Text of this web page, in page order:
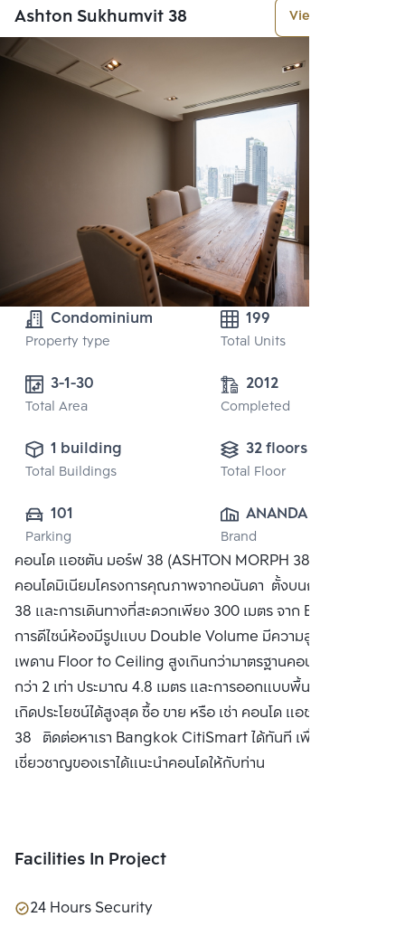
Ashton Sukhumvit 38 View More
Condominium
Property type
199
Total Units
3-1-30
Total Area
2012
Completed
1 building
Total Buildings
32 floors
Total Floor
101
Parking
ANANDA
DEVELOPMENT
PUBLIC CO.,
LTD.
Brand
คอนโด แอชตัน มอร์ฟ 38 (ASHTON MORPH 38)
คอนโดมิเนียมโครงการคุณภาพจากอนันดา ตั้งบนถนนสุขุมวิท
38 และการเดินทางที่สะดวกเพียง 300 เมตร จาก BTS ทองหล่อ
การดีไซน์ห้องมีรูปแบบ Double Volume มีความสูงจากพื้นถึง
เพดาน Floor to Ceiling สูงเกินกว่ามาตรฐานคอนโดมิเนียมอื่น
กว่า 2 เท่า ประมาณ 4.8 เมตร และการออกแบบพื้นที่ใช้สอยให้
เกิดประโยชน์ได้สูงสุด ซื้อ ขาย หรือ เช่า คอนโด แอชตัน มอร์ฟ
38 ติดต่อหาเรา Bangkok CitiSmart ได้ทันที เพื่อให้ผู้
เชี่ยวชาญของเราได้แนะนำคอนโดให้กับท่าน
Facilities In Project
24 Hours Security